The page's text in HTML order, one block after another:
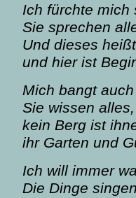
Ich fürchte mich
Sie sprechen
Und dieses
und hier ist
Mich bangt
Sie wissen
kein Berg ist
ihr Garten und
Ich will immer
Die Dinge